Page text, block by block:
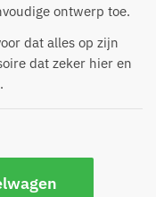
ontwerp toe.
dat alles op zijn
dat zeker hier en